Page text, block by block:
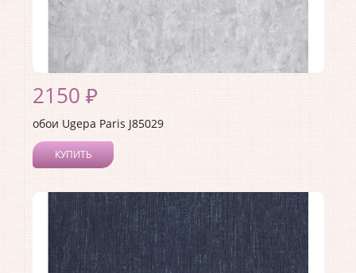
2150 ₽
обои Ugepa Paris J85029
КУПИТЬ
Коллекция:Paris
Длина рулона: 10.05
Ширина рулона:
1.06
Материал покрытия:
Виниловое
Страна:
Франция